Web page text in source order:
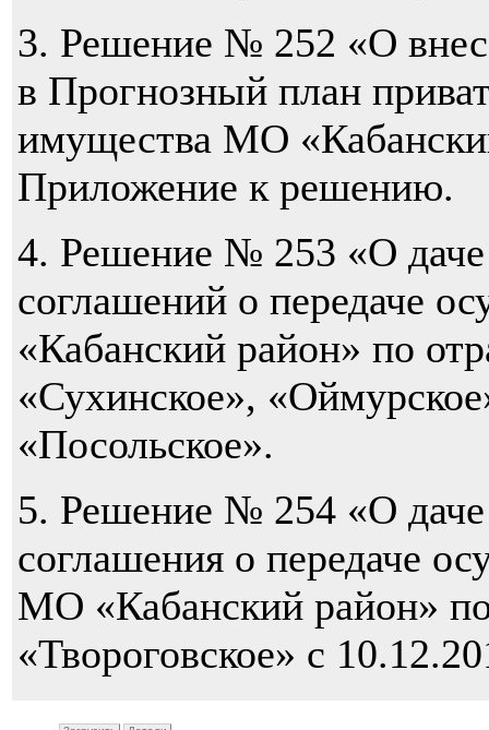
3. Решение № 252 «О
в Прогнозный план
имущества МО
Приложение к решению.
4. Решение № 253 «О даче
соглашений о передаче
«Кабанский район» по
«Сухинское»,
«Посольское».
5. Решение № 254 «О даче
соглашения о передаче
МО «Кабанский район»
«Твороговское» с